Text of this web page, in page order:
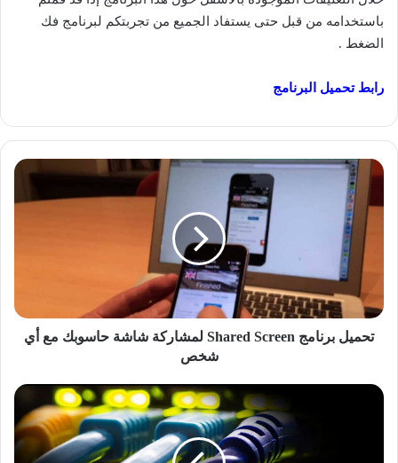
باستخدامه من قبل حتى يستفاد الجميع من تجربتكم لبرنامج فك
الضغط .
رابط تحميل البرنامج
تحميل
برنامج
Shared
Screen
لمشاركة
شاشة
حاسوبك
مع
أي
شخص
تحميل برنامج Shared Screen لمشاركة شاشة حاسوبك مع أي
شخص
تحميل